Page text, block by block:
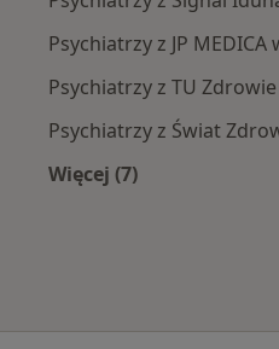
Psychiatrzy z JP
Psychiatrzy z TU
Psychiatrzy z Świat
Więcej (7)